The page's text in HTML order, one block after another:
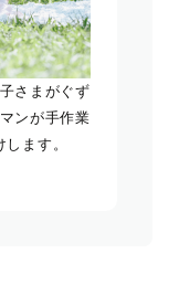
さまがぐず
ンが手作業
ます。